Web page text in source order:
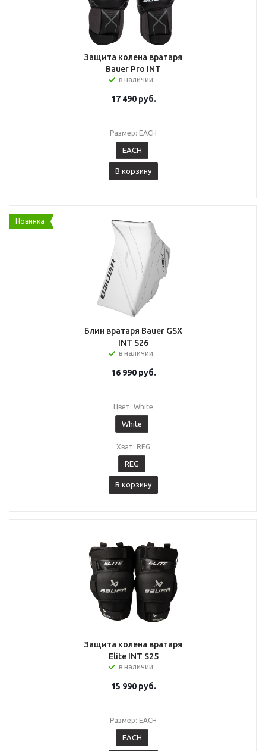
Защита колена вратаря
Bauer Pro INT
в наличии
17 490руб.
Размер: EACH
EACH
В корзину
Новинка
Блин вратаря Bauer GSX
INT S26
в наличии
16 990руб.
Цвет: White
White
Хват: REG
REG
В корзину
Защита колена вратаря
Elite INT S25
в наличии
15 990руб.
Размер: EACH
EACH